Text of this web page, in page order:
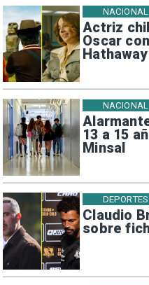
Actriz
Oscar
Hathaway
NACIONAL
13 a 15
Minsal
NACIONAL
Claudio
sobre
DEPORTES